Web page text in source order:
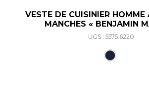
VESTE DE CUISINIER HOMME
MANCHES « BENJAMIN
UGS : 5575.6220